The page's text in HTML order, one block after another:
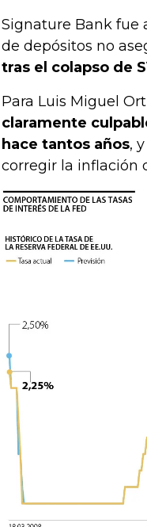
Signature Bank fue
de depósitos no
tras el colapso de
Para Luis Miguel
claramente
hace tantos años,
corregir la inflación